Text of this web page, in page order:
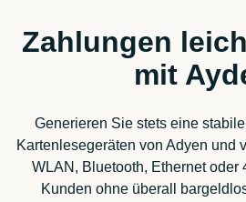
Zahlungen
mit
Generieren Sie stets eine
Kartenlesegeräten von Adyen und
WLAN, Bluetooth, Ethernet oder
Kunden ohne überall